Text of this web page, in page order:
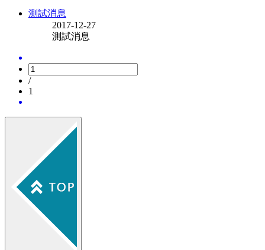
測試消息
2017-12-27
測試消息
/
1